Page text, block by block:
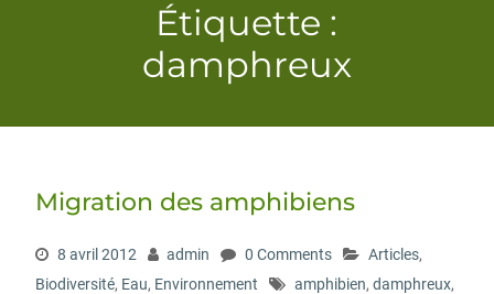
Étiquette :
damphreux
Migration des amphibiens
8 avril 2012 admin 0 Comments Articles,
Biodiversité, Eau, Environnement amphibien, damphreux,